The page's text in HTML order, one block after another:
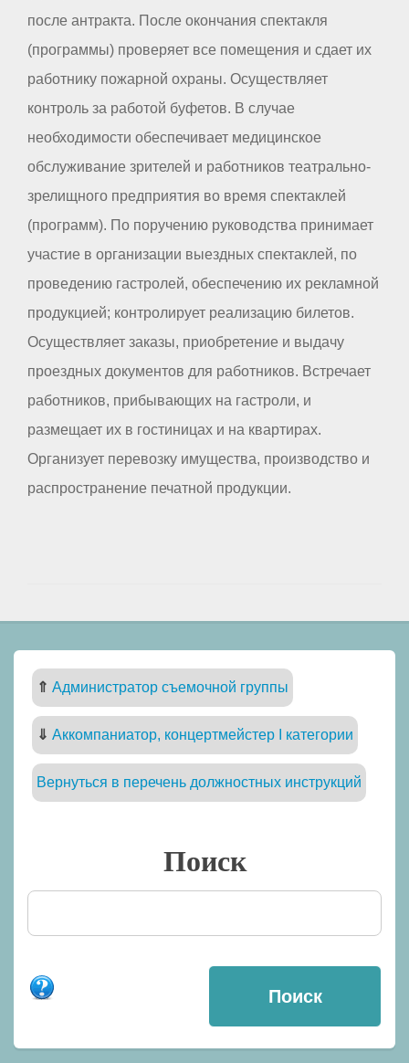
после антракта. После окончания спектакля
(программы) проверяет все помещения и сдает их
работнику пожарной охраны. Осуществляет
контроль за работой буфетов. В случае
необходимости обеспечивает медицинское
обслуживание зрителей и работников театрально-
зрелищного предприятия во время спектаклей
(программ). По поручению руководства принимает
участие в организации выездных спектаклей, по
проведению гастролей, обеспечению их рекламной
продукцией; контролирует реализацию билетов.
Осуществляет заказы, приобретение и выдачу
проездных документов для работников. Встречает
работников, прибывающих на гастроли, и
размещает их в гостиницах и на квартирах.
Организует перевозку имущества, производство и
распространение печатной продукции.
⇑ Администратор съемочной группы
⇓ Аккомпаниатор, концертмейстер I категории
Вернуться в перечень должностных инструкций
Поиск